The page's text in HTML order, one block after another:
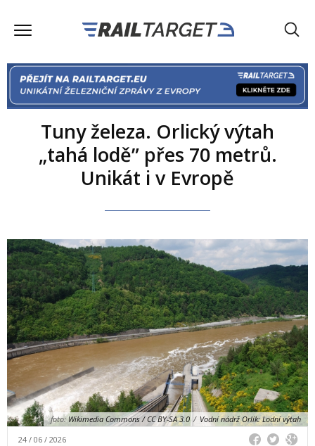
Tuny železa. Orlický výtah
„tahá lodě” přes 70 metrů.
Unikát i v Evropě
foto:Wikimedia Commons / CC BY-SA 3.0 / Vodní nádrž Orlík: Lodní výtah
24 / 06 / 2026